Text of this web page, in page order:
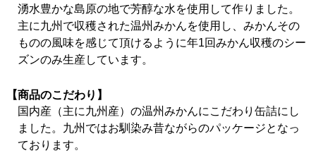
湧水豊かな島原の地で芳醇な水を使用して作りました。
主に九州で収穫された温州みかんを使用し、みかんその
ものの風味を感じて頂けるように年1回みかん収穫のシー
ズンのみ生産しています。
【商品のこだわり】
国内産（主に九州産）の温州みかんにこだわり缶詰にし
ました。九州ではお馴染み昔ながらのパッケージとなっ
ております。